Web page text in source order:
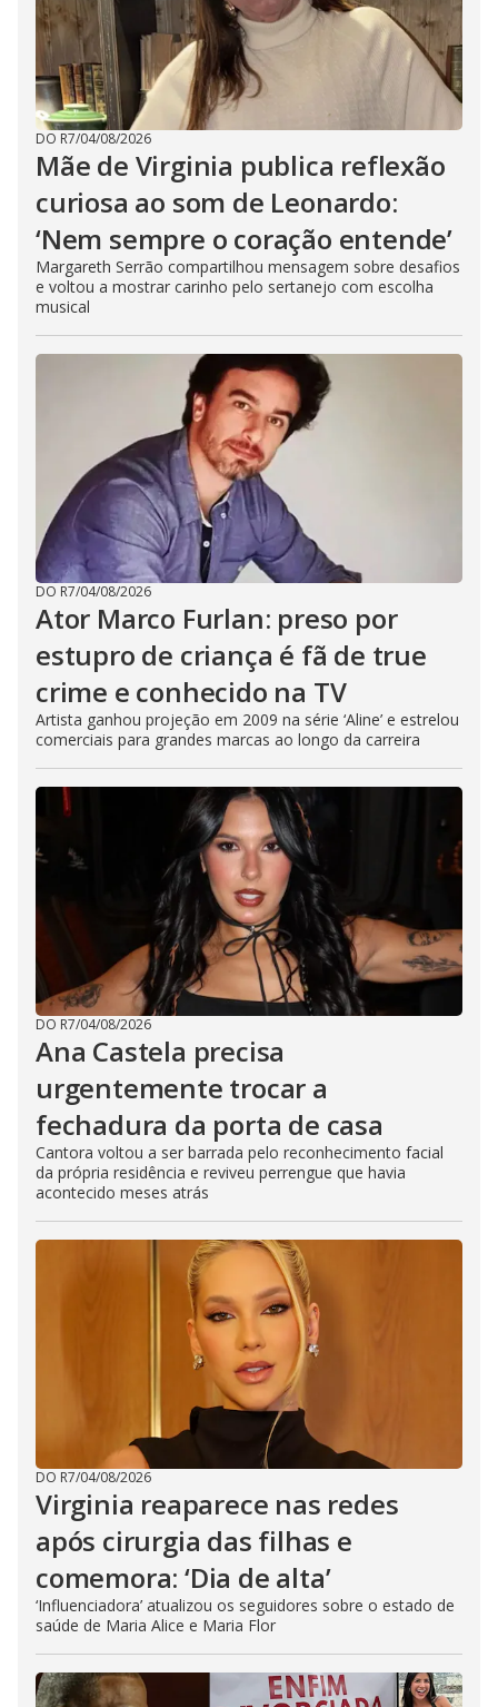
DO R7/04/08/2026
Mãe de Virginia publica reflexão
curiosa ao som de Leonardo:
‘Nem sempre o coração entende’
Margareth Serrão compartilhou mensagem sobre desafios
e voltou a mostrar carinho pelo sertanejo com escolha
musical
DO R7/04/08/2026
Ator Marco Furlan: preso por
estupro de criança é fã de true
crime e conhecido na TV
Artista ganhou projeção em 2009 na série ‘Aline’ e estrelou
comerciais para grandes marcas ao longo da carreira
DO R7/04/08/2026
Ana Castela precisa
urgentemente trocar a
fechadura da porta de casa
Cantora voltou a ser barrada pelo reconhecimento facial
da própria residência e reviveu perrengue que havia
acontecido meses atrás
DO R7/04/08/2026
Virginia reaparece nas redes
após cirurgia das filhas e
comemora: ‘Dia de alta’
‘Influenciadora’ atualizou os seguidores sobre o estado de
saúde de Maria Alice e Maria Flor